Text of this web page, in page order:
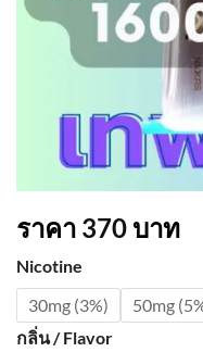
ราคา 370 บาท
Nicotine
30mg (3%)
50mg
กลิ่น / Flavor